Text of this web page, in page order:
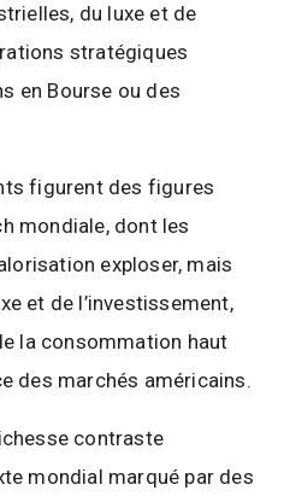
du luxe et de
stratégiques
en Bourse ou des
figurent des figures
mondiale, dont les
exploser, mais
et de l’investissement,
la consommation haut
des marchés américains.
contraste
mondial marqué par des